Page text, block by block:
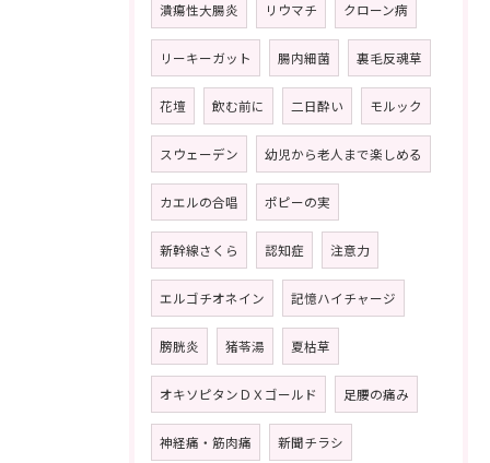
潰瘍性大腸炎 リウマチ クローン病
リーキーガット 腸内細菌 裏毛反魂草
花壇 飲む前に 二日酔い モルック
スウェーデン 幼児から老人まで楽しめる
カエルの合唱 ポピーの実
新幹線さくら 認知症 注意力
エルゴチオネイン 記憶ハイチャージ
膀胱炎 猪苓湯 夏枯草
オキソピタンＤＸゴールド 足腰の痛み
神経痛・筋肉痛 新聞チラシ